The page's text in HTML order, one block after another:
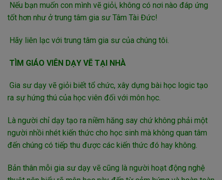
Nếu bạn muốn con mình vẽ giỏi, không có nơi nào đáp ứng
tốt hơn như ở trung tâm gia sư Tâm Tài Đức!
Hãy liên lạc với trung tâm gia sư của chúng tôi.
TÌM GIÁO VIÊN DẠY VẼ TẠI NHÀ
Gia sư dạy vẽ giỏi biết tổ chức, xây dựng bài học logic tạo
ra sự hứng thú của học viên đối với môn học.
Là người chỉ dạy tạo ra niềm hăng say chứ không phải một
người nhồi nhét kiến thức cho học sinh mà không quan tâm
đến chúng có tiếp thu được các kiến thức đó hay không.
Bản thân mỗi gia sư dạy vẽ cũng là người hoạt động nghệ